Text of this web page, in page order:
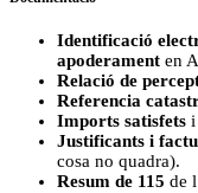
Identificació
apoderament en
Relació de
Referencia
Imports satisfets i
Justificants i
cosa no quadra).
Resum de 115 de